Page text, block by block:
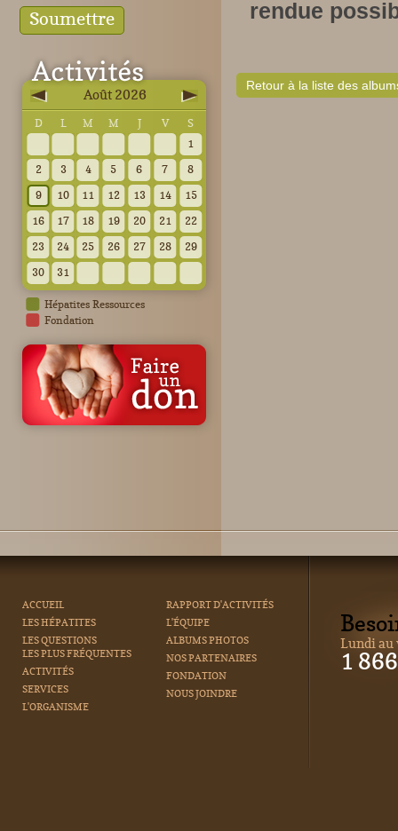
Août 2026
D L M M J V
S
1
2
3 4 5 6 7
8
9
10 11 12 13 14
15
16
17 18 19 20 21
22
23
24 25 26 27 28
29
30
31
Hépatites Ressources
Fondation
rendue
Retour à la liste des
ACCUEIL
LES HÉPATITES
LES QUESTIONS
LES PLUS FRÉQUENTES
ACTIVITÉS
SERVICES
L'ORGANISME
RAPPORT D'ACTIVITÉS
L'ÉQUIPE
ALBUMS PHOTOS
NOS PARTENAIRES
FONDATION
NOUS JOINDRE
Lundi au
1